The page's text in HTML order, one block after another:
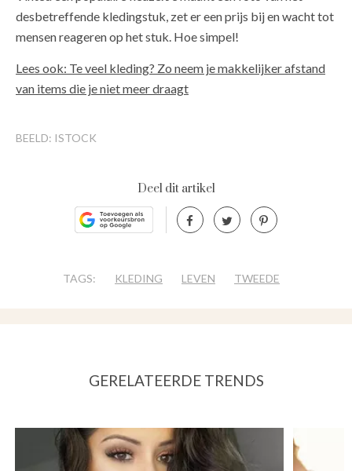
desbetreffende kledingstuk, zet er een prijs bij en wacht tot
mensen reageren op het stuk. Hoe simpel!
Lees ook: Te veel kleding? Zo neem je makkelijker afstand
van items die je niet meer draagt
BEELD: ISTOCK
Deel dit artikel
TAGS: KLEDING LEVEN TWEEDE
GERELATEERDE TRENDS